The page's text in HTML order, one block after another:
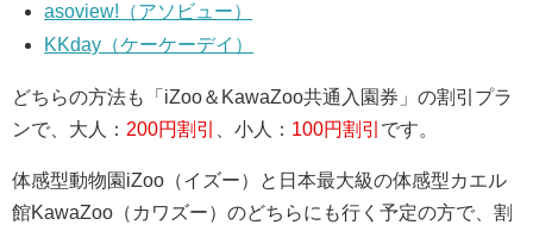
asoview!（アソビュー）
KKday（ケーケーデイ）
どちらの方法も「iZoo＆KawaZoo共通入園券」の割引プラ
ンで、大人： 200円割引 、小人： 100円割引 です。
体感型動物園iZoo（イズー）と日本最大級の体感型カエル
館KawaZoo（カワズー）のどちらにも行く予定の方で、割